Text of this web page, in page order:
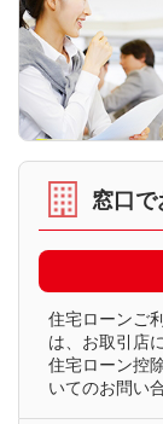
窓口
住宅ローンご
は、お取引店
住宅ローン控
いてのお問い